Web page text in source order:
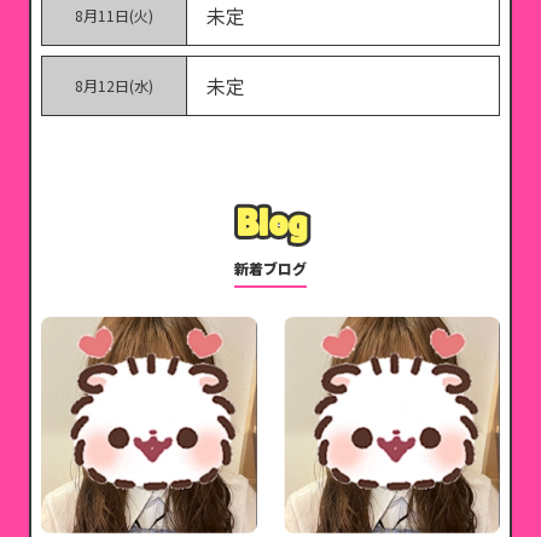
8月11日(火) 未定
8月12日(水) 未定
Blog
Blog
新着ブログ